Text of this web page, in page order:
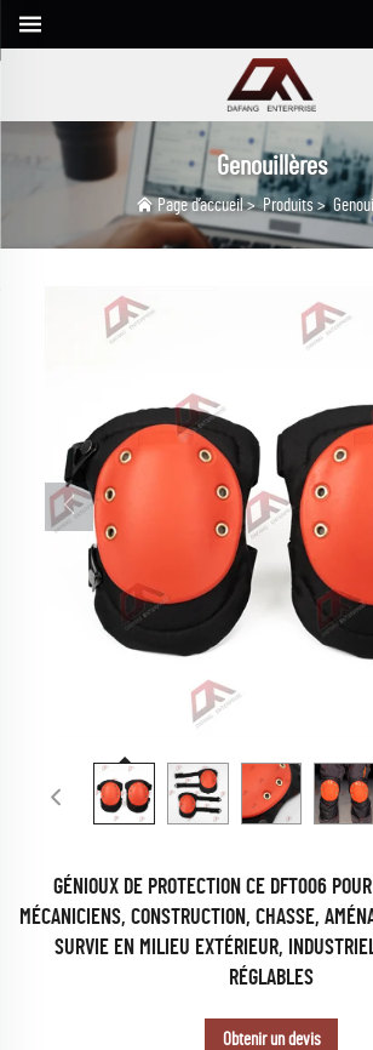
Genouillères
Page d’accueil>Produits >
GÉNIOUX DE PROTECTION CE DFT006
MÉCANICIENS, CONSTRUCTION, CHASSE,
SURVIE EN MILIEU EXTÉRIEUR,
RÉGLABLES
Obtenir un devis